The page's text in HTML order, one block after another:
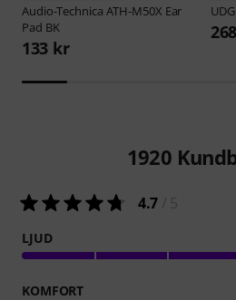
Audio-Technica ATH-M50X Ear
Pad BK
133 kr
UDG
1920
4.7
LJUD
KOMFORT